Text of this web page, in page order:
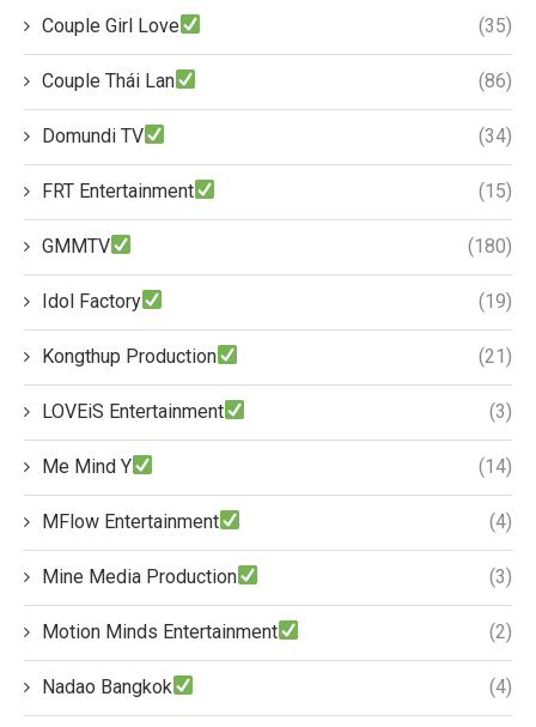
Couple Girl Love (35)
Couple Thái Lan (86)
Domundi TV (34)
FRT Entertainment (15)
GMMTV (180)
Idol Factory (19)
Kongthup Production (21)
LOVEiS Entertainment (3)
Me Mind Y (14)
MFlow Entertainment (4)
Mine Media Production (3)
Motion Minds Entertainment (2)
Nadao Bangkok (4)